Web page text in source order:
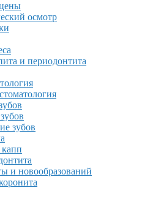
осмотр
и периодонтита
зубов
и новообразований